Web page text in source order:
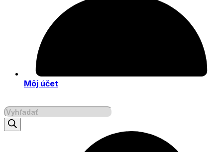
Môj účet
Products
search